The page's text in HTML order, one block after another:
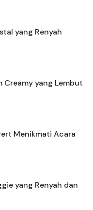
yang Renyah
Creamy yang Lembut
Menikmati Acara
yang Renyah dan